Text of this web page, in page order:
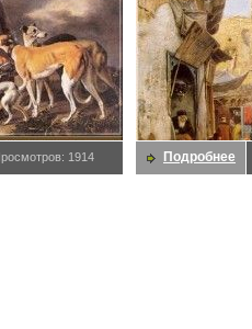
1914 Подробнее